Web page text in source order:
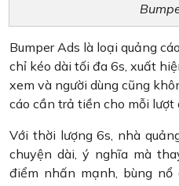
Bumper Ads là loại quảng
chỉ kéo dài tối đa 6s, xuất
xem và người dùng cũng
cáo cần trả tiền cho mỗi lượt
Với thời lượng 6s, nhà
chuyện dài, ý nghĩa mà
điểm nhấn mạnh, bùng